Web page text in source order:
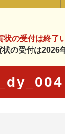
状の受付は終了
の受付は2026